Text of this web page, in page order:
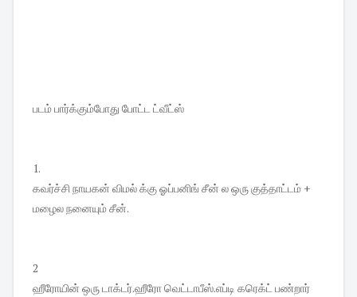
படம் பார்க்கும்போது போட்ட ட்வீட்ஸ்
1.
கவர்ச்சி நாயகன் விமல் க்கு ஓப்பனிங் சீன் ல ஒரு குத்தாட்டம் +
மழைல நனையும் சீன்.
2
ஹீரோயின் ஒரு டாக்டர்.ஹீரோ வெட்டாபீஸ்.எப்டி கரெக்ட் பண்றார்